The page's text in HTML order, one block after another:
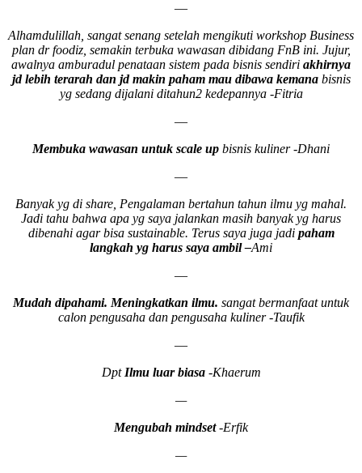
—
Alhamdulillah, sangat senang setelah mengikuti workshop Business
plan dr foodiz, semakin terbuka wawasan dibidang FnB ini. Jujur,
awalnya amburadul penataan sistem pada bisnis sendiri akhirnya
jd lebih terarah dan jd makin paham mau dibawa kemanabisnis
yg sedang dijalani ditahun2 kedepannya -Fitria
—
Membuka wawasan untuk scale up bisnis kuliner -Dhani
—
Banyak yg di share, Pengalaman bertahun tahun ilmu yg mahal.
Jadi tahu bahwa apa yg saya jalankan masih banyak yg harus
dibenahi agar bisa sustainable. Terus saya juga jadi paham
langkah yg harus saya ambil –Ami
—
Mudah dipahami. Meningkatkan ilmu. sangat bermanfaat untuk
calon pengusaha dan pengusaha kuliner -Taufik
—
Dpt Ilmu luar biasa-Khaerum
—
Mengubah mindset-Erfik
—